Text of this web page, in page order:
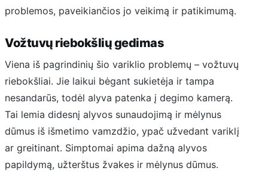
problemos, paveikiančios jo veikimą ir patikimumą.
Vožtuvų riebokšlių gedimas
Viena iš pagrindinių šio variklio problemų – vožtuvų
riebokšliai. Jie laikui bėgant sukietėja ir tampa
nesandarūs, todėl alyva patenka į degimo kamerą.
Tai lemia didesnį alyvos sunaudojimą ir mėlynus
dūmus iš išmetimo vamzdžio, ypač užvedant variklį
ar greitinant. Simptomai apima dažną alyvos
papildymą, užterštus žvakes ir mėlynus dūmus.